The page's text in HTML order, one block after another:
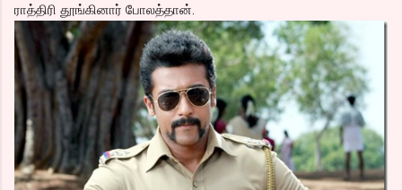
ராத்திரி தூங்கினார் போலத்தான்.